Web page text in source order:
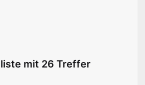
mit 26 Treffer